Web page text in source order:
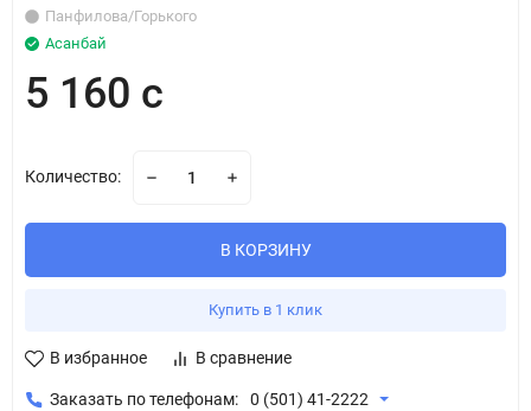
Панфилова/Горького
Асанбай
5 160 с
Количество:
В КОРЗИНУ
Купить в 1 клик
В избранное В сравнение
Заказать по телефонам: 0 (501) 41-2222